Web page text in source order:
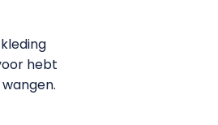
hebt